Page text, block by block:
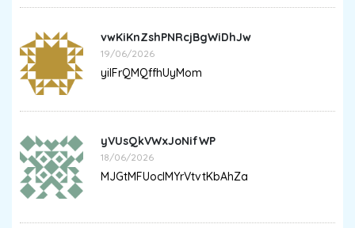
vwKiKnZshPNRcjBgWiDhJw
19/06/2026
yiIFrQMQffhUyMom
yVUsQkVWxJoNifWP
18/06/2026
MJGtMFUoclMYrVtvtKbAhZa